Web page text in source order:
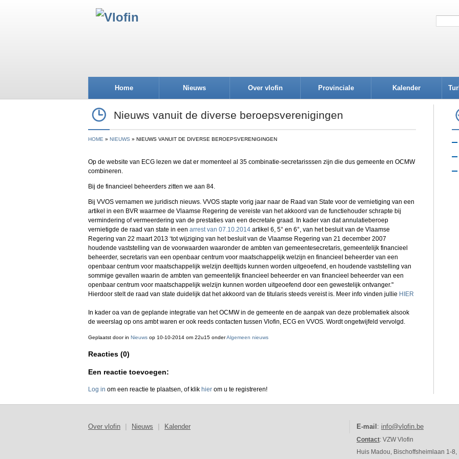
Home Nieuws Over vlofin Provinciale Kalender
Nieuws vanuit de diverse beroepsverenigingen
HOME NIEUWS NIEUWS VANUIT DE DIVERSE BEROEPSVERENIGINGEN
Op de website van ECG lezen we dat er momenteel al 35 combinatie-secretarisssen zijn die dus gemeente en OCMW
combineren.
Bij de financieel beheerders zitten we aan 84.
Bij VVOS vernamen we juridisch nieuws. VVOS stapte vorig jaar naar de Raad van State voor de vernietiging van een
artikel in een BVR waarmee de Vlaamse Regering de vereiste van het akkoord van de functiehouder schrapte bij
vermindering of vermeerdering van de prestaties van een decretale graad. In kader van dat annulatieberoep
vernietigde de raad van state in een arrest van 07.10.2014 artikel 6, 5° en 6°, van het besluit van de Vlaamse
Regering van 22 maart 2013 ‘tot wijziging van het besluit van de Vlaamse Regering van 21 december 2007
houdende vaststelling van de voorwaarden waaronder de ambten van gemeentesecretaris, gemeentelijk financieel
beheerder, secretaris van een openbaar centrum voor maatschappelijk welzijn en financieel beheerder van een
openbaar centrum voor maatschappelijk welzijn deeltijds kunnen worden uitgeoefend, en houdende vaststelling van
sommige gevallen waarin de ambten van gemeentelijk financieel beheerder en van financieel beheerder van een
openbaar centrum voor maatschappelijk welzijn kunnen worden uitgeoefend door een gewestelijk ontvanger."
Hierdoor stelt de raad van state duidelijk dat het akkoord van de titularis steeds vereist is. Meer info vinden jullie HIER
In kader oa van de geplande integratie van het OCMW in de gemeente en de aanpak van deze problematiek alsook
de weerslag op ons ambt waren er ook reeds contacten tussen Vlofin, ECG en VVOS. Wordt ongetwijfeld vervolgd.
Geplaatst doorin Nieuws op 10-10-2014 om 22u15 onderAlgemeen nieuws
Reacties (0)
Een reactie toevoegen:
Log in om een reactie te plaatsen, of klik hier om u te registreren!
Over vlofin Nieuws Kalender E-mail : info@vlofin.be
Contact: VZW Vlofin
Huis Madou, Bischoffsheimlaan 1-8,